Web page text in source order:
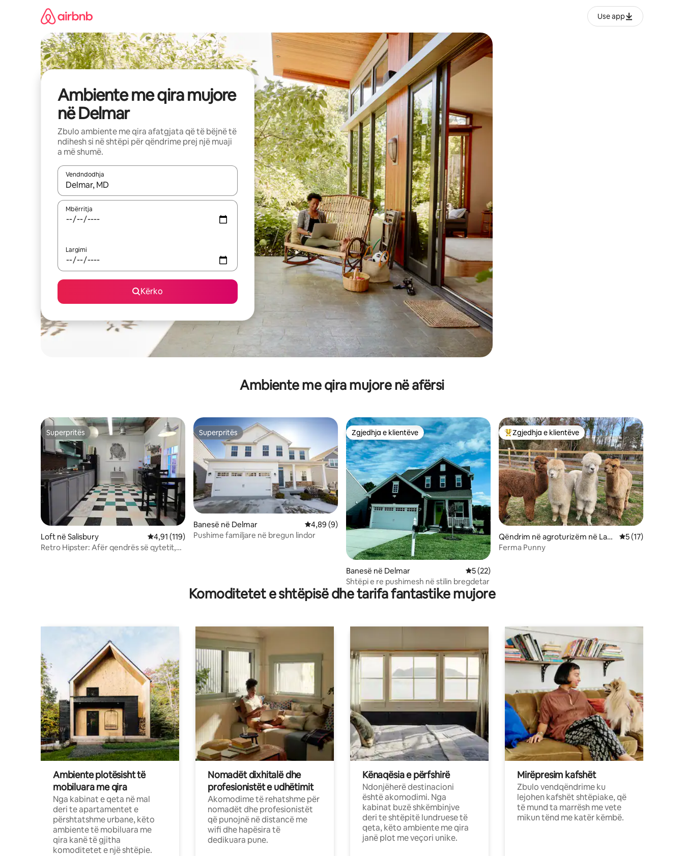
Use app
Ambiente me qira mujore
në Delmar
Zbulo ambiente me qira afatgjata që të bëjnë të
ndihesh si në shtëpi për qëndrime prej një muaji
a më shumë.
Vendndodhja
Kur rezultatet të jenë të disponueshme, lëviz me butonat e shigjetave lart e poshtë ose eksploro duke prekur ose duke lëvizur ekranin.
Mbërritja
Largimi
Kërko
Ambiente me qira mujore në afërsi
Superpritës
Superpritës
Loft në Salisbury Vlerësimi mesatar 4,91 nga 5, 119 vlerësime
4,91 (119)
Retro Hipster: Afër qendrës së qytetit,
Superpritës
Superpritës
Banesë në Delmar Vlerësimi mesatar 4,89 nga 5, 9 vlerësime
4,89 (9)
Pushime familjare në bregun lindor
Zgjedhja e klientëve
Zgjedhja e klientëve
Banesë në Delmar Vlerësimi mesatar 5 nga 5, 22 vlerësime
5 (22)
Shtëpi e re pushimesh në stilin bregdetar
Më të mirat e zgjedhjeve të klientëve
Zgjedhja e klientëve
Qëndrim në agroturizëm në Laur
el
Vlerësimi mesatar
5 (17)
Ferma Punny
Komoditetet e shtëpisë dhe tarifa fantastike mujore
Ambiente plotësisht të
mobiluara me qira
Nga kabinat e qeta në mal
deri te apartamentet e
përshtatshme urbane, këto
ambiente të mobiluara me
qira kanë të gjitha
komoditetet e një shtëpie.
Nomadët dixhitalë dhe
profesionistët e udhëtimit
Akomodime të rehatshme për
nomadët dhe profesionistët
që punojnë në distancë me
wifi dhe hapësira të
dedikuara pune.
Kënaqësia e përfshirë
Ndonjëherë destinacioni
është akomodimi. Nga
kabinat buzë shkëmbinjve
deri te shtëpitë lundruese të
qeta, këto ambiente me qira
janë plot me veçori unike.
Mirëpresim kafshët
Zbulo vendqëndrime ku
lejohen kafshët shtëpiake, që
të mund ta marrësh me vete
mikun tënd me katër këmbë.